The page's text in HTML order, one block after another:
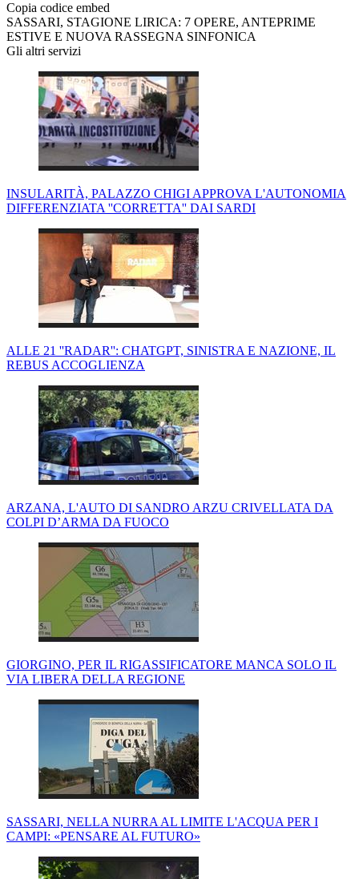
Copia codice embed
SASSARI, STAGIONE LIRICA: 7 OPERE, ANTEPRIME
ESTIVE E NUOVA RASSEGNA SINFONICA
Gli altri servizi
INSULARITÀ, PALAZZO CHIGI APPROVA L'AUTONOMIA
DIFFERENZIATA ''CORRETTA'' DAI SARDI
ALLE 21 ''RADAR'': CHATGPT, SINISTRA E NAZIONE, IL
REBUS ACCOGLIENZA
ARZANA, L'AUTO DI SANDRO ARZU CRIVELLATA DA
COLPI D’ARMA DA FUOCO
GIORGINO, PER IL RIGASSIFICATORE MANCA SOLO IL
VIA LIBERA DELLA REGIONE
SASSARI, NELLA NURRA AL LIMITE L'ACQUA PER I
CAMPI: «PENSARE AL FUTURO»